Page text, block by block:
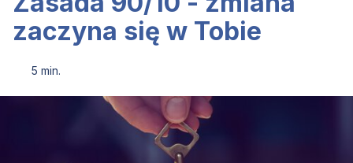
zaczyna się w Tobie
5 min.